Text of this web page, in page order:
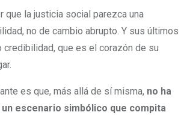
que la justicia social parezca una
no de cambio abrupto. Y sus últimos
credibilidad, que es el corazón de su
es que, más allá de sí misma, no ha
escenario simbólico que compita